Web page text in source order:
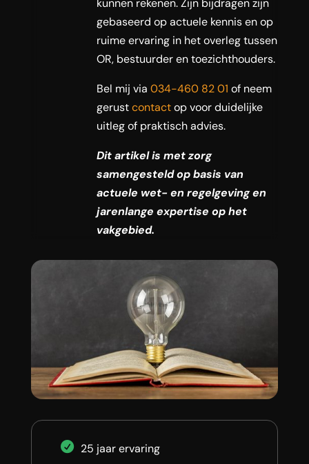
kunnen rekenen. Zijn bijdragen zijn
gebaseerd op actuele kennis en op
ruime ervaring in het overleg tussen
OR, bestuurder en toezichthouders.
Bel mij via 034-460 82 01 of neem
gerustcontactop voor duidelijke
uitleg of praktisch advies.
Dit artikel is met zorg
samengesteld op basis van
actuele wet- en regelgeving en
jarenlange expertise op het
vakgebied.
25 jaar ervaring